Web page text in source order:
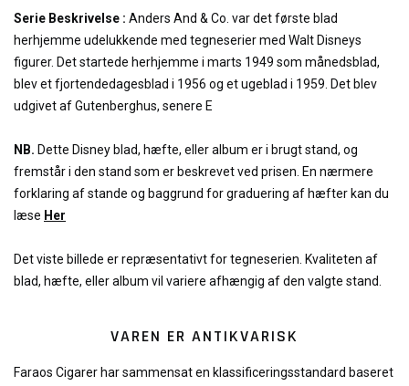
Serie Beskrivelse : Anders And & Co. var det første blad
herhjemme udelukkende med tegneserier med Walt Disneys
figurer. Det startede herhjemme i marts 1949 som månedsblad,
blev et fjortendedagesblad i 1956 og et ugeblad i 1959. Det blev
udgivet af Gutenberghus, senere E
NB. Dette Disney blad, hæfte, eller album er i brugt stand, og
fremstår i den stand som er beskrevet ved prisen. En nærmere
forklaring af stande og baggrund for graduering af hæfter kan du
læse Her
Det viste billede er repræsentativt for tegneserien. Kvaliteten af
blad, hæfte, eller album vil variere afhængig af den valgte stand.
VAREN ER ANTIKVARISK
Faraos Cigarer har sammensat en klassificeringsstandard baseret